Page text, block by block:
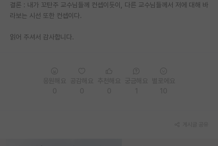
결론 : 내가 꼬탄주 교수님들께 컨셉이듯이, 다른 교수님들께서 저에 대해 바
라보는 시선 또한 컨셉이다.
읽어 주셔서 감사합니다.